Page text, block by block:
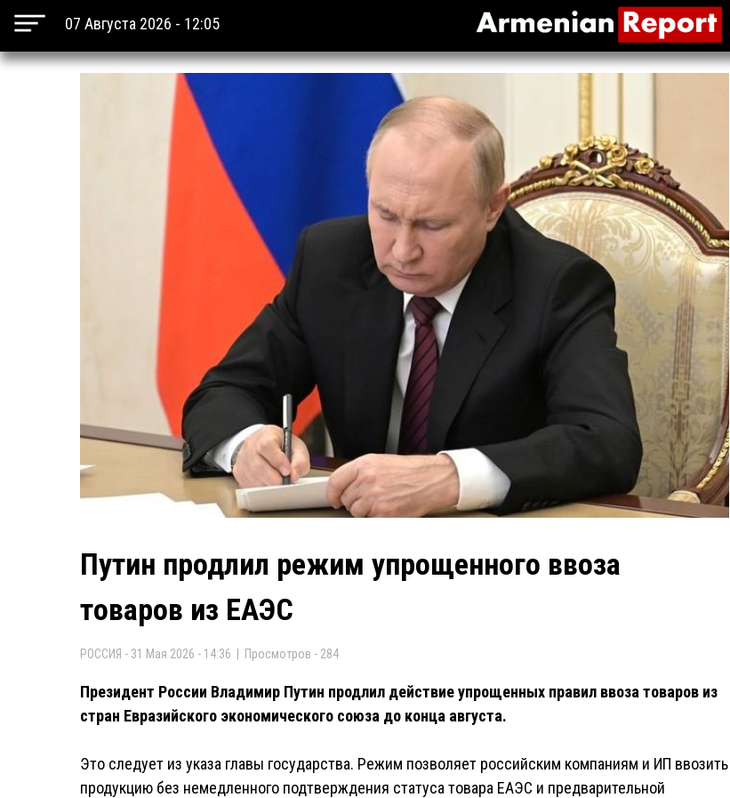
07 Августа 2026 - 12:05
Путин продлил режим упрощенного ввоза
товаров из ЕАЭС
РОССИЯ - 31 Мая 2026 - 14:36 | Просмотров - 284
Президент России Владимир Путин продлил действие упрощенных правил ввоза товаров из
стран Евразийского экономического союза до конца августа.
Это следует из указа главы государства. Режим позволяет российским компаниям и ИП ввозить
продукцию без немедленного подтверждения статуса товара ЕАЭС и предварительной